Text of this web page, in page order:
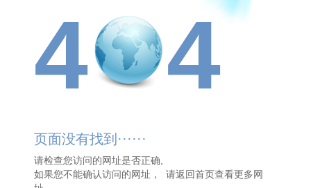
4 4
页面没有找到······
请检查您访问的网址是否正确,
如果您不能确认访问的网址， 请返回首页查看更多网